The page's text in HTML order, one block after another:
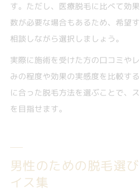
す。ただし、医療脱毛に比べて効
数が必要な場合もあるため、希望
相談しながら選択しましょう。
実際に施術を受けた方の口コミや
みの程度や効果の実感度を比較す
に合った脱毛方法を選ぶことで、
を目指せます。
男性のための脱毛選
イス集